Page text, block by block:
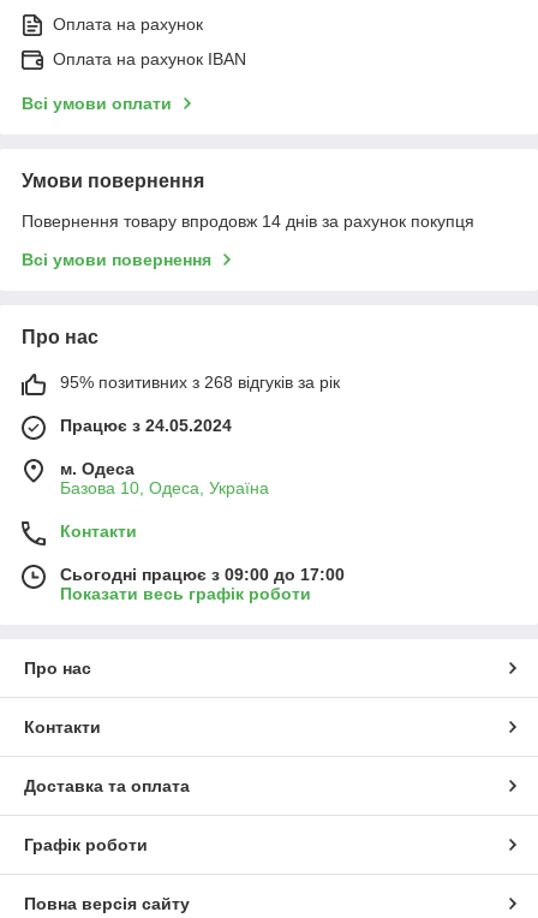
Оплата на рахунок
Оплата на рахунок IBAN
Всі умови оплати
Умови повернення
Повернення товару впродовж 14 днів за рахунок покупця
Всі умови повернення
Про нас
95% позитивних з 268 відгуків за рік
Працює з 24.05.2024
м. Одеса
Базова 10, Одеса, Україна
Контакти
Сьогодні працює з 09:00 до 17:00
Показати весь графік роботи
Про нас
Контакти
Доставка та оплата
Графік роботи
Повна версія сайту